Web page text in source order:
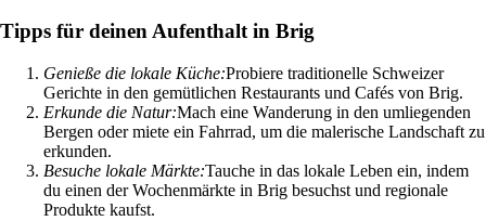
Tipps für deinen Aufenthalt in Brig
Genieße die lokale Küche:Probiere traditionelle Schweizer
Gerichte in den gemütlichen Restaurants und Cafés von Brig.
Erkunde die Natur:Mach eine Wanderung in den umliegenden
Bergen oder miete ein Fahrrad, um die malerische Landschaft zu
erkunden.
Besuche lokale Märkte:Tauche in das lokale Leben ein, indem
du einen der Wochenmärkte in Brig besuchst und regionale
Produkte kaufst.